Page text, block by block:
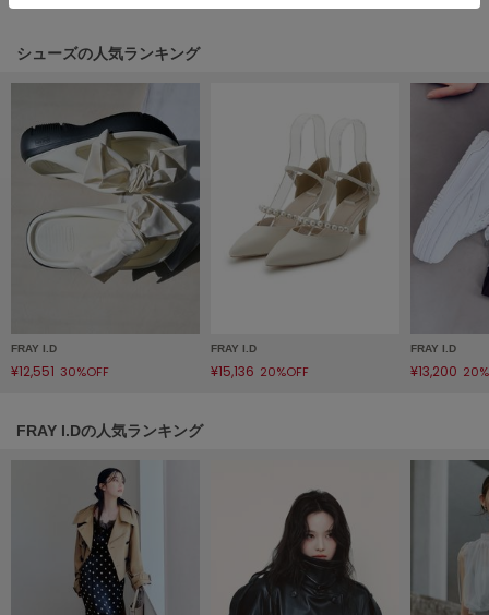
FILA
フレイアイディー
FURFUR
ファーファー
gelato pique
GELATO PIQUE CAT&DOG
ジェラート ピケ キャットアンドドッグ
シューズの人気ランキング
FRAY I.D
¥12,551 30%OFF
FRAY I.D
¥15,136 20%OFF
FRAY I.D
¥13,200
FRAY I.Dの人気ランキング